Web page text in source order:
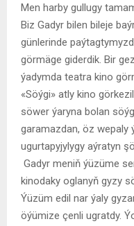
Men harby gullugy
Biz Gadyr bilen bileje
günlerinde
görmäge giderdik. Bir
ýadymda teatra kino
«Söýgi» atly kino
söwer ýaryna bolan
garamazdan, öz wepaly
ugurtapyjylygy aýratyn
Gadyr meniň ýüzüme
kinodaky oglanyň gyzy
Ýüzüm edil nar ýaly
öýümize çenli ugratdy.